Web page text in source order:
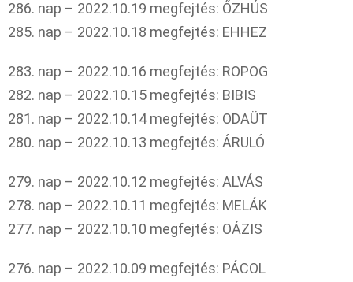
286. nap – 2022.10.19 megfejtés: ŐZHÚS
285. nap – 2022.10.18 megfejtés: EHHEZ
283. nap – 2022.10.16 megfejtés: ROPOG
282. nap – 2022.10.15 megfejtés: BIBIS
281. nap – 2022.10.14 megfejtés: ODAÜT
280. nap – 2022.10.13 megfejtés: ÁRULÓ
279. nap – 2022.10.12 megfejtés: ALVÁS
278. nap – 2022.10.11 megfejtés: MELÁK
277. nap – 2022.10.10 megfejtés: OÁZIS
276. nap – 2022.10.09 megfejtés: PÁCOL